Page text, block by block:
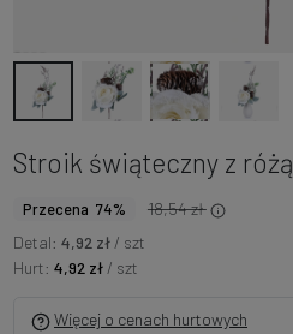
Stroik świąteczny z różą
Przecena 74%
18,54 zł
Detal: 4,92 zł/ szt
Hurt: 4,92 zł/ szt
Więcej o cenach hurtowych